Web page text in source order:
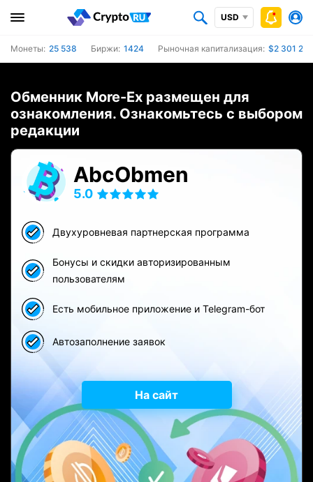
USD
Монеты: 25 538 Биржи: 1424 Рыночная капитализация: $2 301
Обменник More-Ex размещен для
ознакомления. Ознакомьтесь с выбором
редакции
AbcObmen
5.0
Двухуровневая партнерская программа
Бонусы и скидки авторизированным
пользователям
Есть мобильное приложение и Telegram-бот
Автозаполнение заявок
На сайт